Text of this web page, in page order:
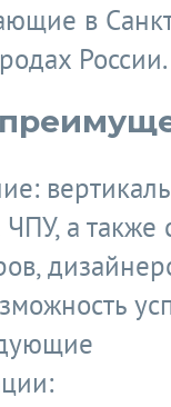
в
России.
а также